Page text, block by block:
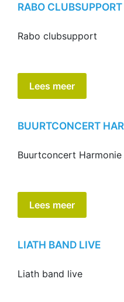
RABO CLUBSUPPORT
Rabo clubsupport
Lees meer
BUURTCONCERT
Buurtconcert
Lees meer
LIATH BAND LIVE
Liath band live